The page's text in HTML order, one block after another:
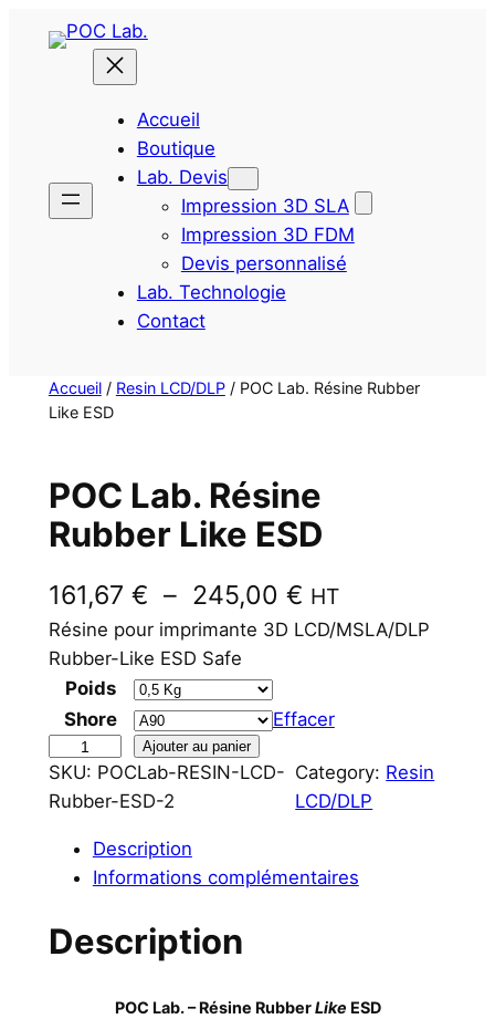
Accueil
Boutique
Lab. Devis
Impression 3D SLA
Impression 3D FDM
Devis personnalisé
Lab. Technologie
Contact
Accueil/ Resin LCD/DLP/ POC Lab. Résine Rubber
Like ESD
POC Lab. Résine
Rubber Like ESD
161,67 € – 245,00 €P
l
g
d
p
HT
Résine pour imprimante 3D LCD/MSLA/DLP
Rubber-Like ESD Safe
Poids
Shore
Effacer
u
a
é
Ajouter au panier
SKU: POCLab-RESIN-LCD-
Rubber-ESD-2
Category: Resin
LCD/DLP
Description
Informations complémentaires
Description
POC Lab. – Résine RubberLike ESD